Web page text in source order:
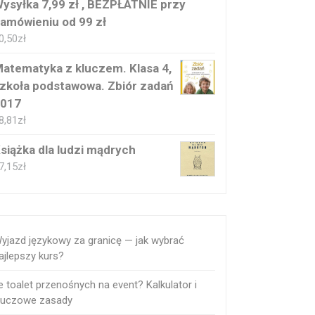
7,99 zł , BEZPŁATNIE przy
od 99 zł
zł
z kluczem. Klasa 4,
podstawowa. Zbiór zadań
zł
dla ludzi mądrych
zł
językowy za granicę — jak wybrać
kurs?
toalet przenośnych na event? Kalkulator i
zasady